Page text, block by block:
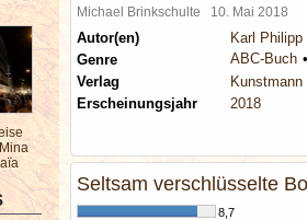
Michael Brinkschulte 10. Mai 2018
Autor(en)
Karl Philipp
Genre
ABC-Buch
Verlag
Kunstmann
Erscheinungsjahr
2018
Seltsam verschlüsselte
8,7